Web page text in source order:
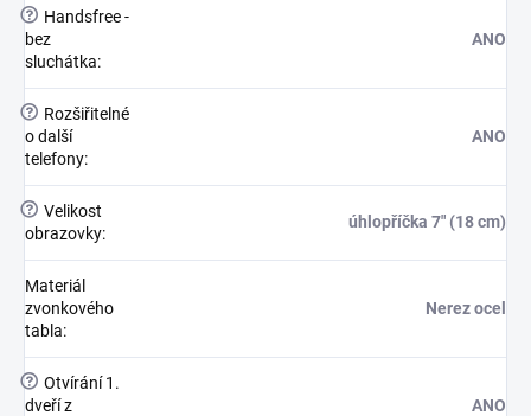
?
Handsfree -
bez
sluchátka:
ANO
?
Rozšiřitelné
o další
telefony:
ANO
? Velikost
obrazovky:
úhlopříčka 7" (18 cm)
Materiál
zvonkového
tabla:
Nerez ocel
? Otvírání 1.
dveří z
ANO